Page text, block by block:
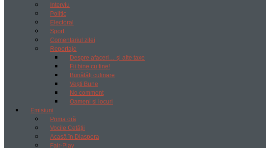
Interviu
Politic
Electoral
Sport
Comentariul zilei
Reportaje
Despre afaceri… și alte taxe
Fii bine cu tine!
Bunătăți culinare
Vești Bune
No comment
Oameni si locuri
Emisiuni
Prima oră
Vocile Cetății
Acasă în Diaspora
Fair-Play